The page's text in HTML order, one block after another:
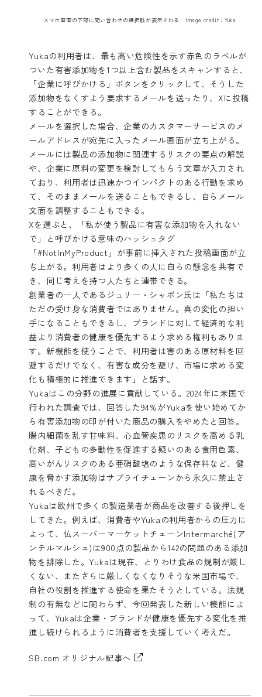
スマホ画面の下部に問い合わせの選択肢が表示される Image credit：Yuka
Yukaの利用者は、最も高い危険性を示す赤色のラベルが
ついた有害添加物を1つ以上含む製品をスキャンすると、
「企業に呼びかける」ボタンをクリックして、そうした
添加物をなくすよう要求するメールを送ったり、Xに投稿
することができる。
メールを選択した場合、企業のカスタマーサービスのメ
ールアドレスが宛先に入ったメール画面が立ち上がる。
メールには製品の添加物に関連するリスクの要点の解説
や、企業に原料の変更を検討してもらう文章が入力され
ており、利用者は迅速かつインパクトのある行動を求め
て、そのままメールを送ることもできるし、自らメール
文面を調整することもできる。
Xを選ぶと、「私が使う製品に有害な添加物を入れない
で」と呼びかける意味のハッシュタグ
「#NotInMyProduct」が事前に挿入された投稿画面が立
ち上がる。利用者はより多くの人に自らの懸念を共有で
き、同じ考えを持つ人たちと連帯できる。
創業者の一人であるジュリー・シャポン氏は「私たちは
ただの受け身な消費者ではありません。真の変化の担い
手になることもできるし、ブランドに対して経済的な利
益より消費者の健康を優先するよう求める権利もありま
す。新機能を使うことで、利用者は害のある原材料を回
避するだけでなく、有害な成分を避け、市場に求める変
化も積極的に推進できます」と話す。
Yukaはこの分野の進展に貢献している。2024年に米国で
行われた調査では、回答した94%がYukaを使い始めてか
ら有害添加物の印が付いた商品の購入をやめたと回答。
腸内細菌を乱す甘味料、心血管疾患のリスクを高める乳
化剤、子どもの多動性を促進する疑いのある食用色素、
高いがんリスクのある亜硝酸塩のような保存料など、健
康を脅かす添加物はサプライチェーンから永久に禁止さ
れるべきだ。
Yukaは欧州で多くの製造業者が商品を改善する後押しを
してきた。例えば、消費者やYukaの利用者からの圧力に
よって、仏スーパーマーケットチェーンIntermarché(ア
ンテルマルシェ)は900点の製品から142の問題のある添加
物を排除した。Yukaは現在、とりわけ食品の規制が厳し
くない、またさらに厳しくなくなりそうな米国市場で、
自社の役割を推進する使命を果たそうとしている。法規
制の有無などに関わらず、今回発表した新しい機能によ
って、Yukaは企業・ブランドが健康を優先する変化を推
進し続けられるように消費者を支援していく考えだ。
SB.com オリジナル記事へ